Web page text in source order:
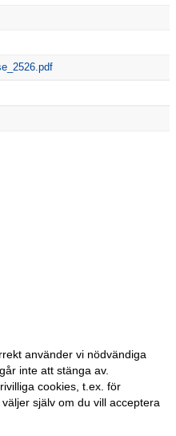
använder vi nödvändiga
inte att stänga av.
cookies, t.ex. för
själv om du vill acceptera